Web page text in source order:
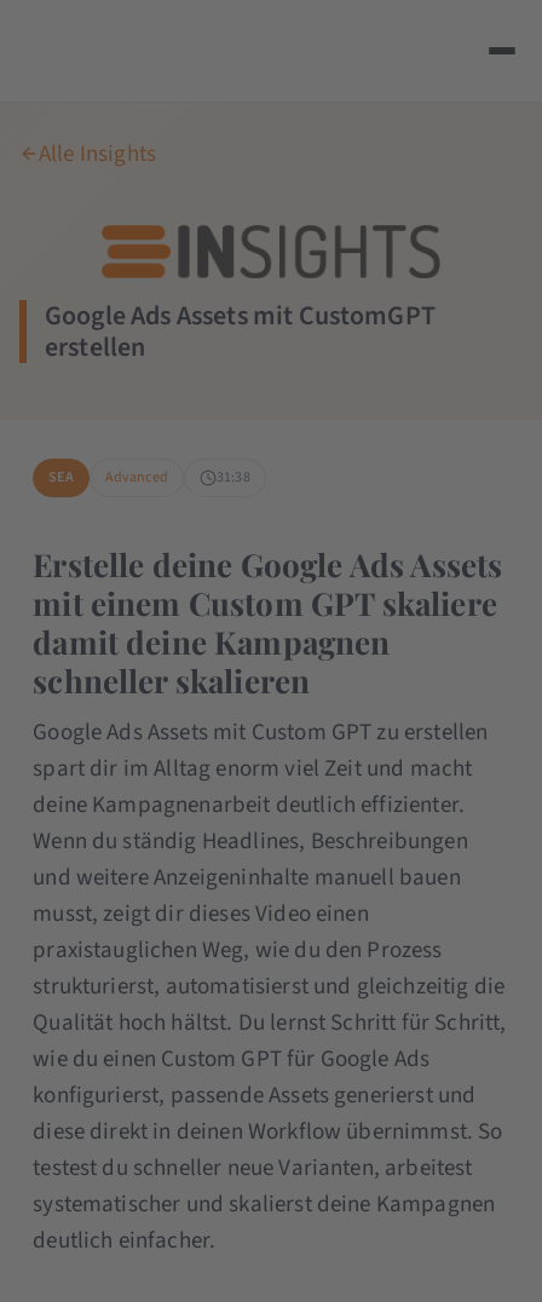
Alle Insights
Google Ads Assets mit CustomGPT
erstellen
SEA Advanced 31:38
Erstelle deine Google Ads Assets
mit einem Custom GPT skaliere
damit deine Kampagnen
schneller skalieren
Google Ads Assets mit Custom GPT zu erstellen
spart dir im Alltag enorm viel Zeit und macht
deine Kampagnenarbeit deutlich effizienter.
Wenn du ständig Headlines, Beschreibungen
und weitere Anzeigeninhalte manuell bauen
musst, zeigt dir dieses Video einen
praxistauglichen Weg, wie du den Prozess
strukturierst, automatisierst und gleichzeitig die
Qualität hoch hältst. Du lernst Schritt für Schritt,
wie du einen Custom GPT für Google Ads
konfigurierst, passende Assets generierst und
diese direkt in deinen Workflow übernimmst. So
testest du schneller neue Varianten, arbeitest
systematischer und skalierst deine Kampagnen
deutlich einfacher.